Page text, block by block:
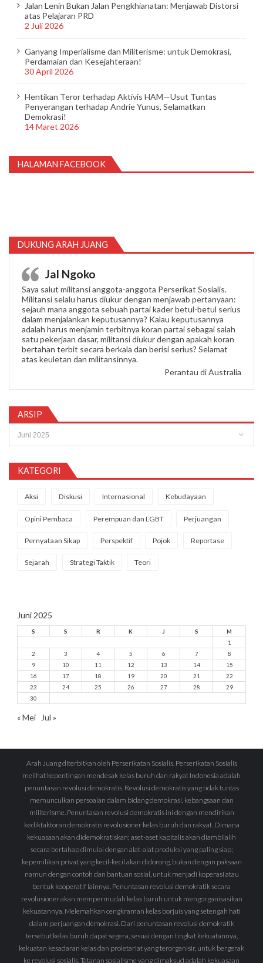
Jalan Lenin Bukan Jalan Pengkhianatan: Menjawab Distorsi
atas Pelajaran PRD
2 Juli 2026
Ganyang Imperialisme dan Militerisme: untuk Demokrasi,
Perdamaian dan Kesejahteraan!
30 April 2026
Hentikan Teror terhadap Aktivis HAM—Usut Tuntas
Penyerangan terhadap Andrie Yunus, Selamatkan
Demokrasi!
14 Maret 2026
HALAMAN FACEBOOK
DUKUNG ARAH JUANG
Jal Ngoko
Saya salut militansi anggota-anggota Perserikat Sosialis.
Militansi selalu harus diukur dengan menjawab pertanyaan:
sejauh mana anggota sebuah partai kader betul-betul serius
dalam menjalankan keputusannya? Kalau keputusannya
adalah harus menjamin terbitnya koran partai sebagai salah
satu pekerjaan dasar, militansi diukur dengan apakah koran
bertahan terbit secara berkala dan berisi serius? Selamat
atas keuletan dan militansinnya.
Perantau di Australia
ARSIP
KATEGORI
Aksi Diskusi Internasional Kebudayaan
Opini Pembaca Perempuan dan LGBT Perjuangan
Pernyataan Sikap Perspektif Pojok Reportase
Sejarah Strategi Taktik Teori
Juni 2025
S S R K J S
M
1
2
3 4 5 6 7
8
9
10 11 12 13 14
15
16
17 18 19 20 21
22
23
24 25 26 27 28
29
30
« Mei Jul »
Arah Juang diterbitkan oleh Perserikatan Sosialis. Perserikatan Sosialis
melihat kepentingan mendesak kelas buruh dan rakyat Indonesia adalah
penuntasan revolusi demokratis. Revolusi demokratis yang tidak tuntas
memunculkan persoalan dalam bidang demokrasi, kebangsaan dan
militerisme. Penuntasan revolusi demokratis ini dengan mendirikan
kediktaktoran demokratis revolusioner kelas buruh dan rakyat. Dimana
kekuasaan akan didemokratiskan; aset-aset kapitalis akan diambilalih
secara bertahap dimulai dengan alat-alat produksi yang paling siap;
kepemilikan privat yang kecil-kecil akan didorong, bukan dengan paksaan
namun dengan contoh dan bantuan sosial, untuk menjadi koperasi atau
bentuk kooperatif lainnya. Penuntasan revolusi demokratik secara
revolusioner akan mempermudah kelas buruh untuk mengorganisasikan
kekuatannya. Melemahkan cengkraman kelas borjuis yang setengah hati
dalam perjuangan demokrasi. Dari penuntasan revolusi demokratik
tersebut kelas buruh dapat segera, sesuai dengan tingkat kekuatannya,
kekuatan kesadaran kelas dan proletariat yang terorganisir, untuk bergerak
ke revolusi sosialis. Tatanan sosialisme yang dimaksud adalah kekuasaan